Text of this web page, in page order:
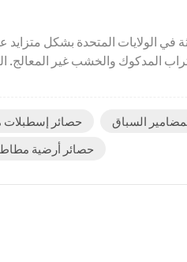
في الولايات المتحدة بشكل متزايد
المدكوك والخشب غير المعالج.
حصائر إسطبلات
السباق
حصائر أرضية